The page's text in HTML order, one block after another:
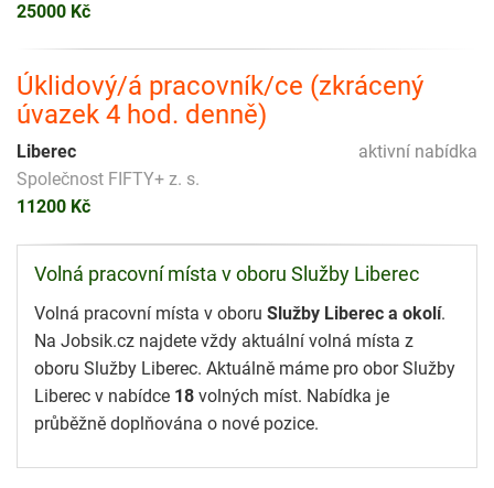
25000 Kč
Úklidový/á pracovník/ce (zkrácený
úvazek 4 hod. denně)
aktivní nabídka
Liberec
Společnost FIFTY+ z. s.
11200 Kč
Volná pracovní místa v oboru Služby Liberec
Volná pracovní místa v oboru Služby Liberec a okolí.
Na Jobsik.cz najdete vždy aktuální volná místa z
oboru Služby Liberec. Aktuálně máme pro obor Služby
Liberec v nabídce 18 volných míst. Nabídka je
průběžně doplňována o nové pozice.